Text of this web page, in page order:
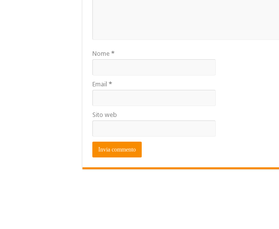
Nome *
Email *
Sito web